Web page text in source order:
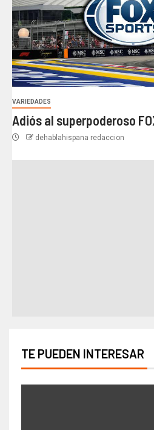
VARIEDADES
Adiós al superpoderoso
dehablahispana redaccion
TE PUEDEN INTERESAR